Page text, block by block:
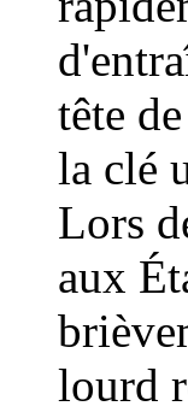
tête
la clé
Lors
aux
lourd